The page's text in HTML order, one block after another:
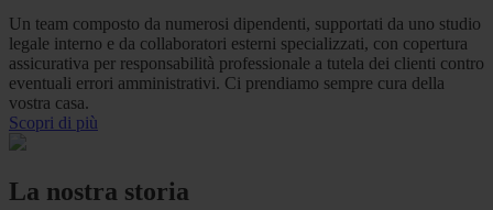
Un team composto da numerosi dipendenti, supportati da uno studio
legale interno e da collaboratori esterni specializzati, con copertura
assicurativa per responsabilità professionale a tutela dei clienti contro
eventuali errori amministrativi. Ci prendiamo sempre cura della
vostra casa.
Scopri di più
La nostra storia